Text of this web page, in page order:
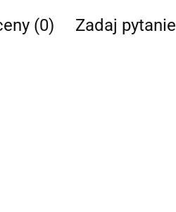
(0) Zadaj pytanie